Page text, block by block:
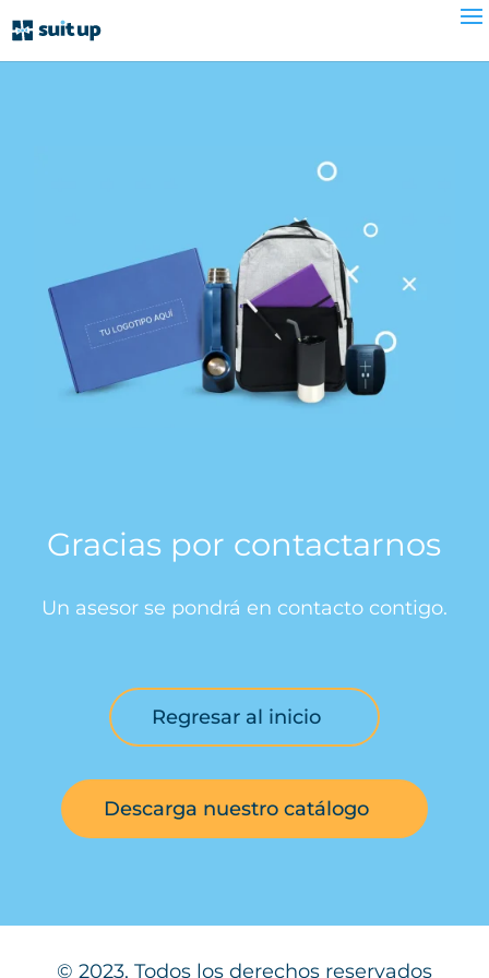
Gracias por contactarnos
Un asesor se pondrá en contacto contigo.
Regresar al inicio
Descarga nuestro catálogo
© 2023, Todos los derechos reservados